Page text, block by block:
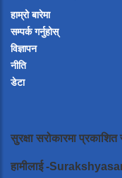
हाम्रो बारेमा
सम्पर्क गर्नुहोस्
विज्ञापन
नीति
डेटा
सुरक्षा सरोकारमा
हामीलाई-